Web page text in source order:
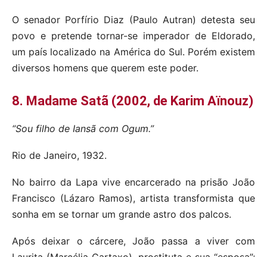
O senador Porfírio Diaz (Paulo Autran) detesta seu
povo e pretende tornar-se imperador de Eldorado,
um país localizado na América do Sul. Porém existem
diversos homens que querem este poder.
8. Madame Satã (2002, de Karim Aïnouz)
“Sou filho de Iansã com Ogum.”
Rio de Janeiro, 1932.
No bairro da Lapa vive encarcerado na prisão João
Francisco (Lázaro Ramos), artista transformista que
sonha em se tornar um grande astro dos palcos.
Após deixar o cárcere, João passa a viver com